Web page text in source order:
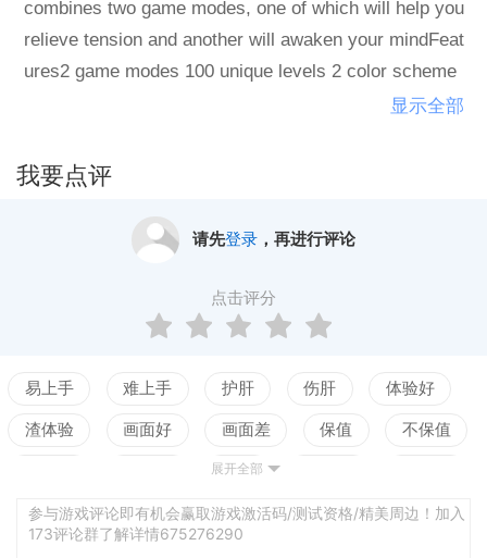
combines two game modes, one of which will help you
relieve tension and another will awaken your mindFeat
ures2 game modes 100 unique levels 2 color scheme
s(classic, night mode)Full support only mouse or key
它结合了两种游戏模式，其中一种将帮助你缓解紧
等级2配色方案(经典，夜间模式)完全支持鼠标或键
显示全部
我要点评
请先登录，再进行评论
点击评分
易上手 难上手 护肝 伤肝 体验好
渣体验 画面好 画面差 保值 不保值
测试
强社交 弱社交
展开全部
参与游戏评论即有机会赢取游戏激活码/测试资格/精美周边！加入
173评论群了解详情675276290